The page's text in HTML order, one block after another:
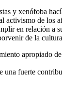
y xenófoba
de los
en relación a
de la
apropiado
fuerte